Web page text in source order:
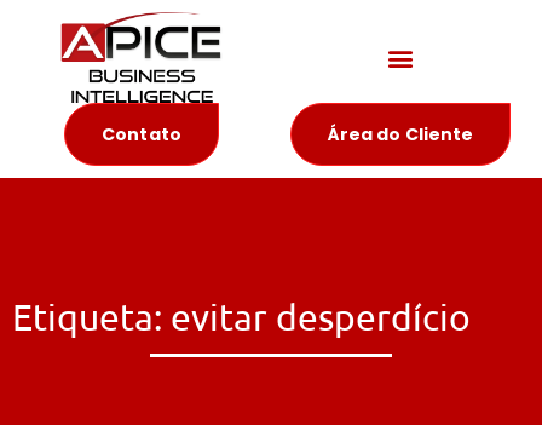
Contato Área do Cliente
Etiqueta: evitar desperdício